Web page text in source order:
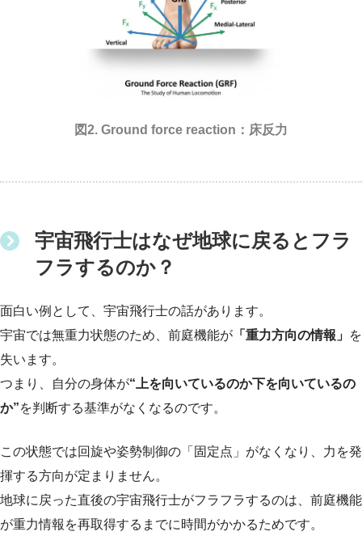
図2. Ground force reaction：床反力
宇宙飛行士はなぜ地球に戻るとフラ
フラするのか？
面白い例として、宇宙飛行士の話があります。
宇宙では無重力状態のため、前庭機能が 「重力方向の情報」 を
失います。
つまり、自分の身体が“上を向いているのか下を向いているの
か”を判断する基準がなくなるのです。
この状態では回旋や姿勢制御の「固定点」がなくなり、力を発
揮する方向が定まりません。
地球に戻った直後の宇宙飛行士がフラフラするのは、前庭機能
が重力情報を再取得するまでに時間がかかるためです。